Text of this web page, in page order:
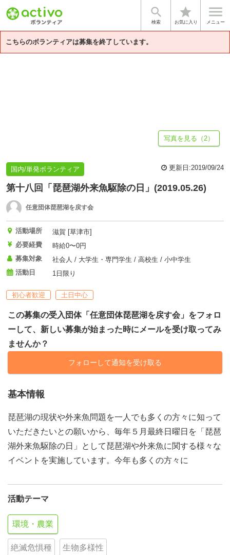

検索
star
お気に入り

メニュー
こちらのボランティアは募集を終了しています。
基本情報 募集詳細 団体情報
写真を見る（2）
国内/単発ボランティア 更新日:2019/09/24
第十八回「琵琶湖外来魚駆除の日」(2019.05.26)
任意団体琵琶湖を戻す会
活動場所
滋賀 [草津市]
必要経費
時給0〜0円
募集対象
社会人 / 大学生・専門学生 / 高校生 / 小中学生
活動日
1日限り
初心者歓迎 土日中心
この募集の受入団体「任意団体琵琶湖を戻す会」をフォロ
ーして、新しい募集が始まった時にメールを受け取ってみ
ませんか？
フォローして通知を受け取る
基本情報
琵琶湖の現状や外来魚問題を一人でも多くの方々に知って
いただきたいとの願いから、毎年５月最終日曜日を「琵琶
湖外来魚駆除の日」として琵琶湖や外来魚に関する様々な
イベントを実施しています。今年も多くの方々に
活動テーマ
環境・農業
絶滅危惧種 生物多様性